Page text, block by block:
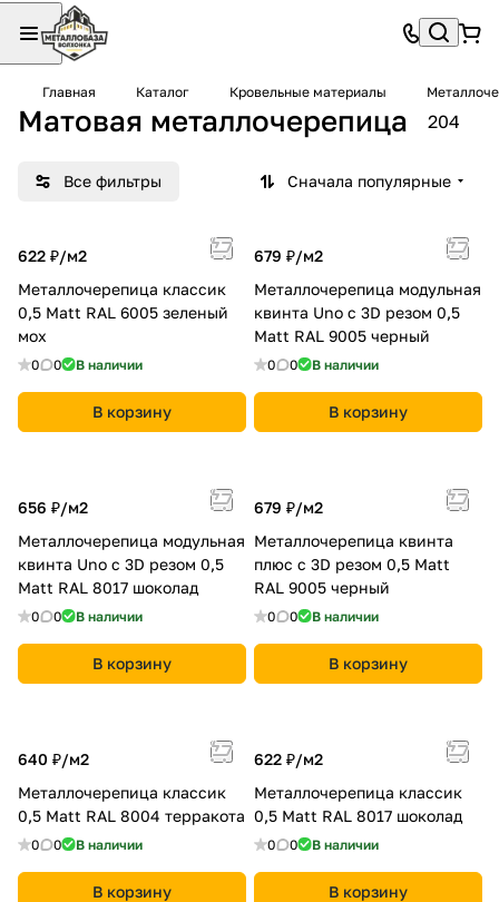
Главная Каталог Кровельные материалы
Матовая металлочерепица 204
Все фильтры Сначала популярные
622 ₽/м2
Металлочерепица классик
0,5 Мatt RAL 6005 зеленый
мох
0 0 В наличии
В корзину
679 ₽/м2
Металлочерепица модульная
квинта Uno c 3D резом 0,5
Мatt RAL 9005 черный
0 0 В наличии
В корзину
656 ₽/м2
Металлочерепица модульная
квинта Uno c 3D резом 0,5
Мatt RAL 8017 шоколад
0 0 В наличии
В корзину
679 ₽/м2
Металлочерепица квинта
плюс c 3D резом 0,5 Мatt
RAL 9005 черный
0 0 В наличии
В корзину
640 ₽/м2
Металлочерепица классик
0,5 Мatt RAL 8004 терракота
0 0 В наличии
В корзину
622 ₽/м2
Металлочерепица классик
0,5 Мatt RAL 8017 шоколад
0 0 В наличии
В корзину